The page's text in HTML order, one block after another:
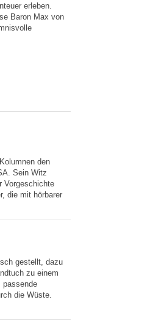
erleben.
Baron Max von
den
Sein Witz
Vorgeschichte
die mit hörbarer
gestellt, dazu
zu einem
passende
die Wüste.